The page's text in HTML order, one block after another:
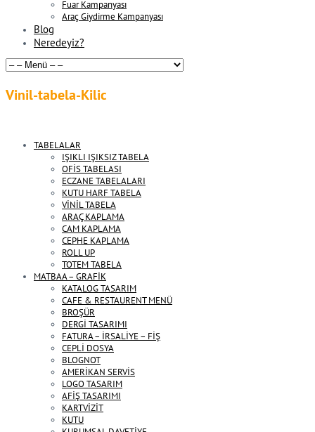
Fuar Kampanyası
Araç Giydirme Kampanyası
Blog
Neredeyiz?
Vinil-tabela-Kilic
TABELALAR
IŞIKLI IŞIKSIZ TABELA
OFİS TABELASI
ECZANE TABELALARI
KUTU HARF TABELA
VİNİL TABELA
ARAÇ KAPLAMA
CAM KAPLAMA
CEPHE KAPLAMA
ROLL UP
TOTEM TABELA
MATBAA – GRAFİK
KATALOG TASARIM
CAFE & RESTAURENT MENÜ
BROŞÜR
DERGİ TASARIMI
FATURA – İRSALİYE – FİŞ
CEPLİ DOSYA
BLOGNOT
AMERİKAN SERVİS
LOGO TASARIM
AFİŞ TASARIMI
KARTVİZİT
KUTU